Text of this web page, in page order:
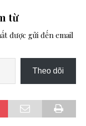
từ
được gửi đến email
Theo dõi